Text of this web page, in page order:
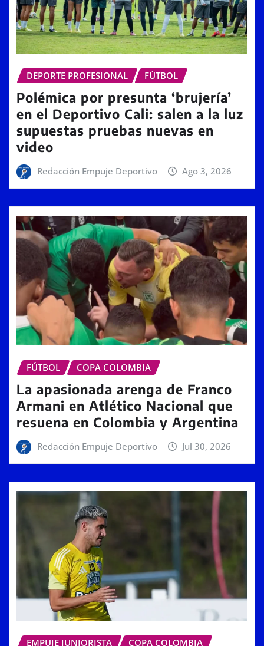
DEPORTE PROFESIONAL FÚTBOL
Polémica por presunta ‘brujería’
en el Deportivo Cali: salen a la luz
supuestas pruebas nuevas en
video
Redacción Empuje Deportivo Ago 3, 2026
FÚTBOL COPA COLOMBIA
La apasionada arenga de Franco
Armani en Atlético Nacional que
resuena en Colombia y Argentina
Redacción Empuje Deportivo Jul 30, 2026
EMPUJE JUNIORISTA COPA COLOMBIA